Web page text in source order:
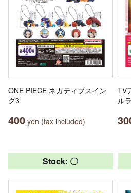
ONE PIECE ネガティブスイン
グ3
400 yen (tax included)
TV
ル
Stock: 〇